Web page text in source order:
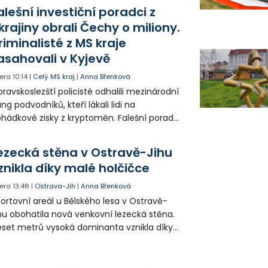
investiční poradci z
obrali Čechy o miliony.
z MS kraje
v Kyjevě
10:14 | Celý MS kraj |Anna Břenková
policisté odhalili mezinárodní
podvodníků, kteří lákali lidi na
zisky z kryptoměn. Falešní poradci
až stovky milionů korun. Na padesátce
prohlídek v Kyjevě se podíleli i
vyšetřovatelé.
stěna v Ostravě-Jihu
díky malé holčičce
13:48 | Ostrava-Jih |Anna Břenková
areál u Bělského lesa v Ostravě-
obohatila nová venkovní lezecká stěna.
metrů vysoká dominanta vznikla díky